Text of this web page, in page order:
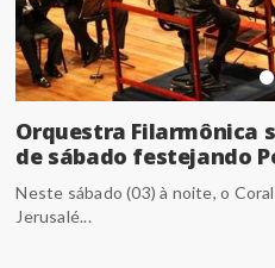
Orquestra Filarmônica
de sábado festejando
Neste sábado (03) à noite, o
Jerusalé...